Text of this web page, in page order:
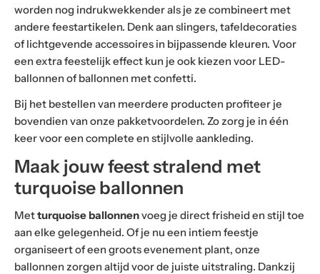
worden nog indrukwekkender als je ze combineert met
andere feestartikelen. Denk aan slingers, tafeldecoraties
of lichtgevende accessoires in bijpassende kleuren. Voor
een extra feestelijk effect kun je ook kiezen voor LED-
ballonnen of ballonnen met confetti.
Bij het bestellen van meerdere producten profiteer je
bovendien van onze pakketvoordelen. Zo zorg je in één
keer voor een complete en stijlvolle aankleding.
Maak jouw feest stralend met
turquoise ballonnen
Metturquoise ballonnenvoeg je direct frisheid en stijl toe
aan elke gelegenheid. Of je nu een intiem feestje
organiseert of een groots evenement plant, onze
ballonnen zorgen altijd voor de juiste uitstraling. Dankzij